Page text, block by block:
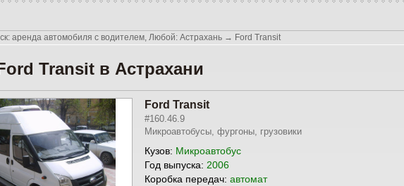
аренда автомобиля с водителем, Любой: Астрахань → Ford Transit
Transit в Астрахани
Ford Transit
#160.46.9
Микроавтобусы, фургоны, грузовики
Кузов: Микроавтобус
Год выпуска: 2006
Коробка передач: автомат